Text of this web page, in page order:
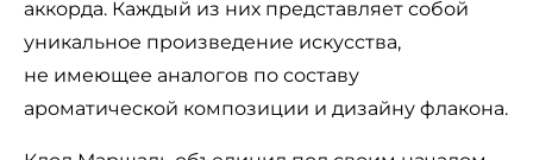
аккорда. Каждый из них представляет собой
уникальное произведение искусства,
не имеющее аналогов по составу
ароматической композиции и дизайну флакона.